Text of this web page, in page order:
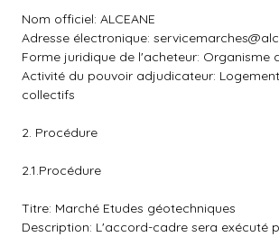
Nom officiel: ALCEANE
Adresse électronique:
Forme juridique de l'acheteur: Organisme
Activité du pouvoir adjudicateur:
collectifs
2. Procédure
2.1.Procédure
Titre: Marché Etudes géotechniques
Description: L'accord-cadre sera exécuté